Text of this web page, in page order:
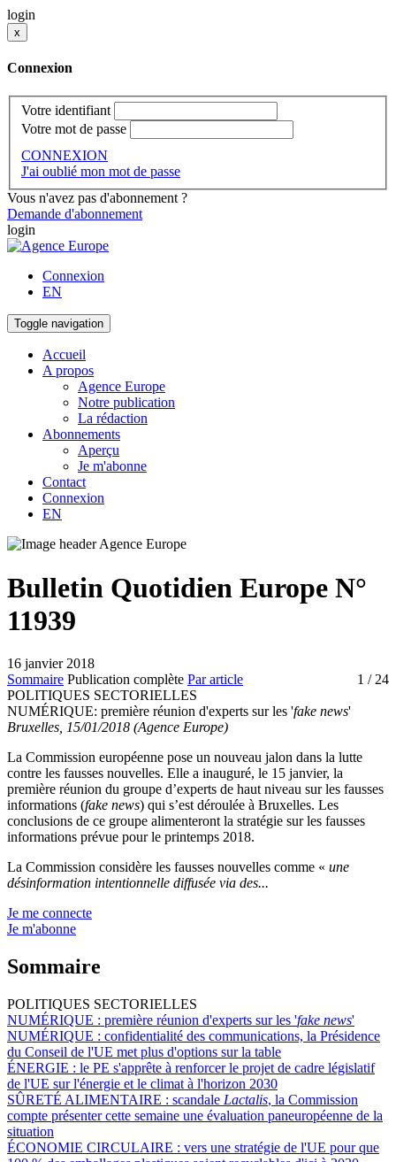
login
x
Connexion
Votre identifiant
Votre mot de passe
CONNEXION
J'ai oublié mon mot de passe
Vous n'avez pas d'abonnement ?
Demande d'abonnement
login
Connexion
EN
Toggle navigation
Accueil
A propos
Agence Europe
Notre publication
La rédaction
Abonnements
Aperçu
Je m'abonne
Contact
Connexion
EN
Bulletin Quotidien Europe N°
11939
16 janvier 2018
Sommaire Publication complète Par article 1 / 24
POLITIQUES SECTORIELLES
NUMÉRIQUE: première réunion d'experts sur les 'fake news'
Bruxelles, 15/01/2018 (Agence Europe)
La Commission européenne pose un nouveau jalon dans la lutte
contre les fausses nouvelles. Elle a inauguré, le 15 janvier, la
première réunion du groupe d’experts de haut niveau sur les fausses
informations (fake news) qui s’est déroulée à Bruxelles. Les
conclusions de ce groupe alimenteront la stratégie sur les fausses
informations prévue pour le printemps 2018.
La Commission considère les fausses nouvelles comme « une
désinformation intentionnelle diffusée via des...
Je me connecte
Je m'abonne
Sommaire
POLITIQUES SECTORIELLES
NUMÉRIQUE : première réunion d'experts sur les 'fake news'
NUMÉRIQUE : confidentialité des communications, la Présidence
du Conseil de l'UE met plus d'options sur la table
ÉNERGIE : le PE s'apprête à renforcer le projet de cadre législatif
de l'UE sur l'énergie et le climat à l'horizon 2030
SÛRETÉ ALIMENTAIRE : scandale Lactalis, la Commission
compte présenter cette semaine une évaluation paneuropéenne de la
situation
ÉCONOMIE CIRCULAIRE : vers une stratégie de l'UE pour que